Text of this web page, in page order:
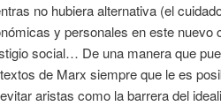
no hubiera alternativa (el
y personales en este nuevo
social… De una manera que
de Marx siempre que le es
aristas como la barrera del